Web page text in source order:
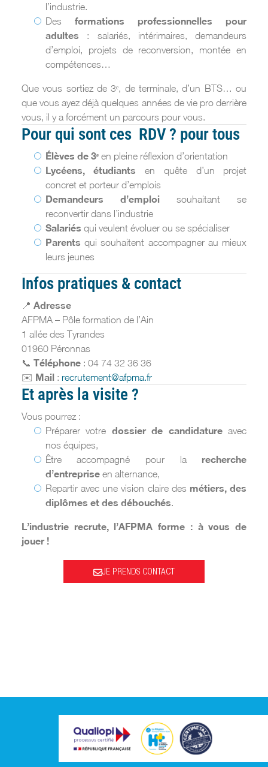
l’industrie.
Des formations professionnelles pour
adultes : salariés, intérimaires, demandeurs
d’emploi, projets de reconversion, montée en
compétences…
Que vous sortiez de 3ᵉ, de terminale, d’un BTS… ou
que vous ayez déjà quelques années de vie pro derrière
vous, il y a forcément un parcours pour vous.
Pour qui sont ces RDV ? pour tous
Élèves de 3ᵉen pleine réflexion d’orientation
Lycéens, étudiants en quête d’un projet
concret et porteur d’emplois
Demandeurs d’emploisouhaitant se
reconvertir dans l’industrie
Salariés qui veulent évoluer ou se spécialiser
Parents qui souhaitent accompagner au mieux
leurs jeunes
Infos pratiques & contact
📍 Adresse
AFPMA – Pôle formation de l’Ain
1 allée des Tyrandes
01960 Péronnas
📞 Téléphone: 04 74 32 36 36
✉️ Mail: recrutement@afpma.fr
Et après la visite ?
Vous pourrez :
Préparer votre dossier de candidatureavec
nos équipes,
Être accompagné pour la recherche
d’entrepriseen alternance,
Repartir avec une vision claire des métiers, des
diplômes et des débouchés.
L’industrie recrute, l’AFPMA forme : à vous de
jouer !
JE PRENDS CONTACT